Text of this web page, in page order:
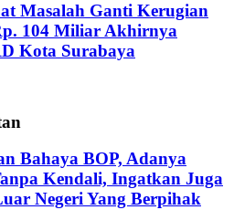
Masalah Ganti Kerugian
104 Miliar Akhirnya
Kota Surabaya
Bahaya BOP, Adanya
Kendali, Ingatkan Juga
Negeri Yang Berpihak